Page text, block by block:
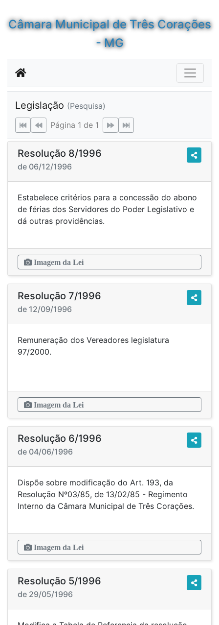
Câmara Municipal de Três Corações
- MG
Legislação (Pesquisa)
Página 1 de 1
Resolução 8/1996
de 06/12/1996
Estabelece critérios para a concessão do abono
de férias dos Servidores do Poder Legislativo e
dá outras providências.
Imagem da Lei
Resolução 7/1996
de 12/09/1996
Remuneração dos Vereadores legislatura
97/2000.
Imagem da Lei
Resolução 6/1996
de 04/06/1996
Dispõe sobre modificação do Art. 193, da
Resolução Nº03/85, de 13/02/85 - Regimento
Interno da Câmara Municipal de Três Corações.
Imagem da Lei
Resolução 5/1996
de 29/05/1996